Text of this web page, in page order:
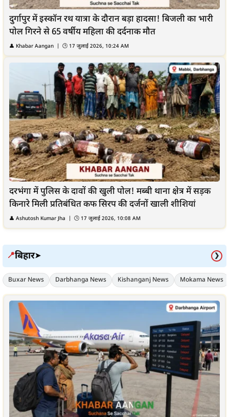
दुर्गापुर में इस्कॉन रथ यात्रा के दौरान बड़ा हादसा! बिजली का भारी
पोल गिरने से 65 वर्षीय महिला की दर्दनाक मौत
👤 Khabar Aangan | 🕒 17 जुलाई 2026, 10:24 AM
दरभंगा में पुलिस के दावों की खुली पोल! मब्बी थाना क्षेत्र में सड़क
किनारे मिली प्रतिबंधित कफ सिरप की दर्जनों खाली शीशियां
👤 Ashutosh Kumar Jha | 🕒 17 जुलाई 2026, 10:08 AM
📍बिहार➤ ❯
Buxar News Darbhanga News Kishanganj News Mokama News